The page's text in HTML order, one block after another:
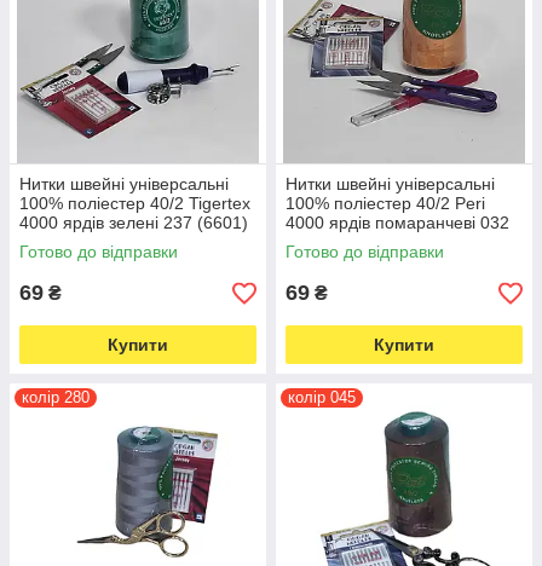
Нитки швейні універсальні
100% поліестер 40/2 Tigertex
4000 ярдів зелені 237 (6601)
Готово до відправки
69 ₴
Купити
Нитки швейні універсальні
100% поліестер 40/2 Peri
4000 ярдів помаранчеві 032
(6602)
Готово до відправки
69 ₴
Купити
колір 280 колір 045